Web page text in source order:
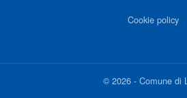
Cookie policy
©2026 - Comune di